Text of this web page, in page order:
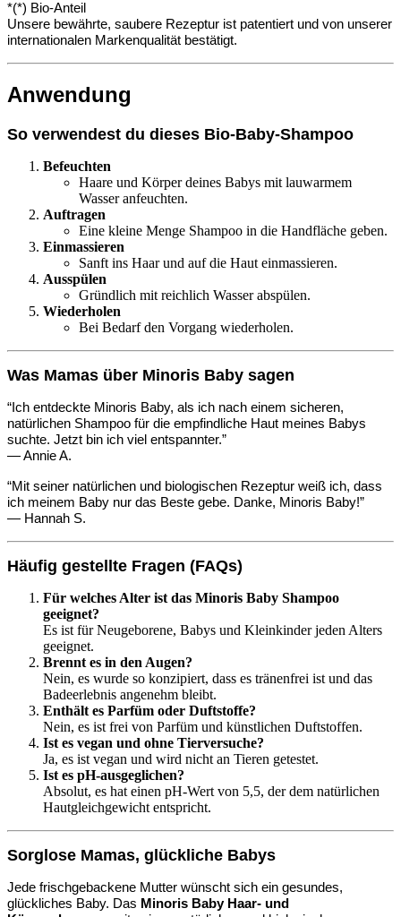
*(*) Bio-Anteil
Unsere bewährte, saubere Rezeptur ist patentiert und von unserer
internationalen Markenqualität bestätigt.
Anwendung
So verwendest du dieses Bio-Baby-Shampoo
Befeuchten
Haare und Körper deines Babys mit lauwarmem
Wasser anfeuchten.
Auftragen
Eine kleine Menge Shampoo in die Handfläche geben.
Einmassieren
Sanft ins Haar und auf die Haut einmassieren.
Ausspülen
Gründlich mit reichlich Wasser abspülen.
Wiederholen
Bei Bedarf den Vorgang wiederholen.
Was Mamas über Minoris Baby sagen
“Ich entdeckte Minoris Baby, als ich nach einem sicheren,
natürlichen Shampoo für die empfindliche Haut meines Babys
suchte. Jetzt bin ich viel entspannter.”
— Annie A.
“Mit seiner natürlichen und biologischen Rezeptur weiß ich, dass
ich meinem Baby nur das Beste gebe. Danke, Minoris Baby!”
— Hannah S.
Häufig gestellte Fragen (FAQs)
Für welches Alter ist das Minoris Baby Shampoo
geeignet?
Es ist für Neugeborene, Babys und Kleinkinder jeden Alters
geeignet.
Brennt es in den Augen?
Nein, es wurde so konzipiert, dass es tränenfrei ist und das
Badeerlebnis angenehm bleibt.
Enthält es Parfüm oder Duftstoffe?
Nein, es ist frei von Parfüm und künstlichen Duftstoffen.
Ist es vegan und ohne Tierversuche?
Ja, es ist vegan und wird nicht an Tieren getestet.
Ist es pH-ausgeglichen?
Absolut, es hat einen pH-Wert von 5,5, der dem natürlichen
Hautgleichgewicht entspricht.
Sorglose Mamas, glückliche Babys
Jede frischgebackene Mutter wünscht sich ein gesundes,
glückliches Baby. Das Minoris Baby Haar- und